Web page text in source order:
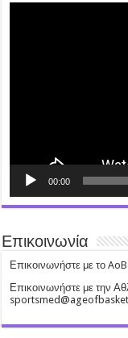
00:00
Επικοινωνία
Επικοινωνήστε με το
Επικοινωνήστε με την